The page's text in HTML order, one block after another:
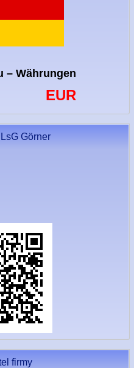
– Währungen
EUR
Görner
firmy